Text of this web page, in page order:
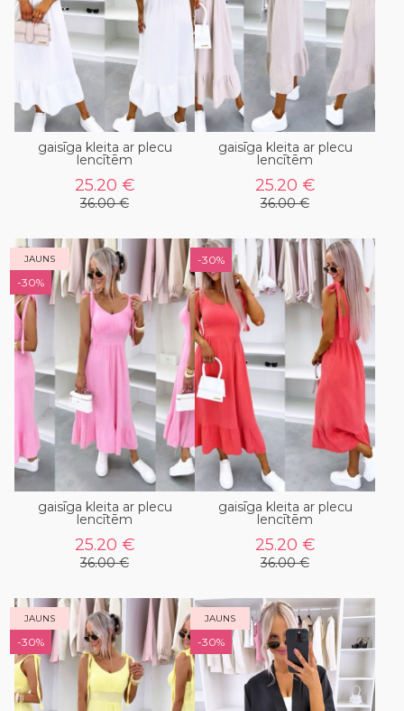
gaisīga kleita ar plecu
lencītēm
25.20 €
36.00 €
gaisīga kleita ar plecu
lencītēm
25.20 €
36.00 €
JAUNS
-30%
gaisīga kleita ar plecu
lencītēm
25.20 €
36.00 €
-30%
gaisīga kleita ar plecu
lencītēm
25.20 €
36.00 €
JAUNS
-30%
JAUNS
-30%